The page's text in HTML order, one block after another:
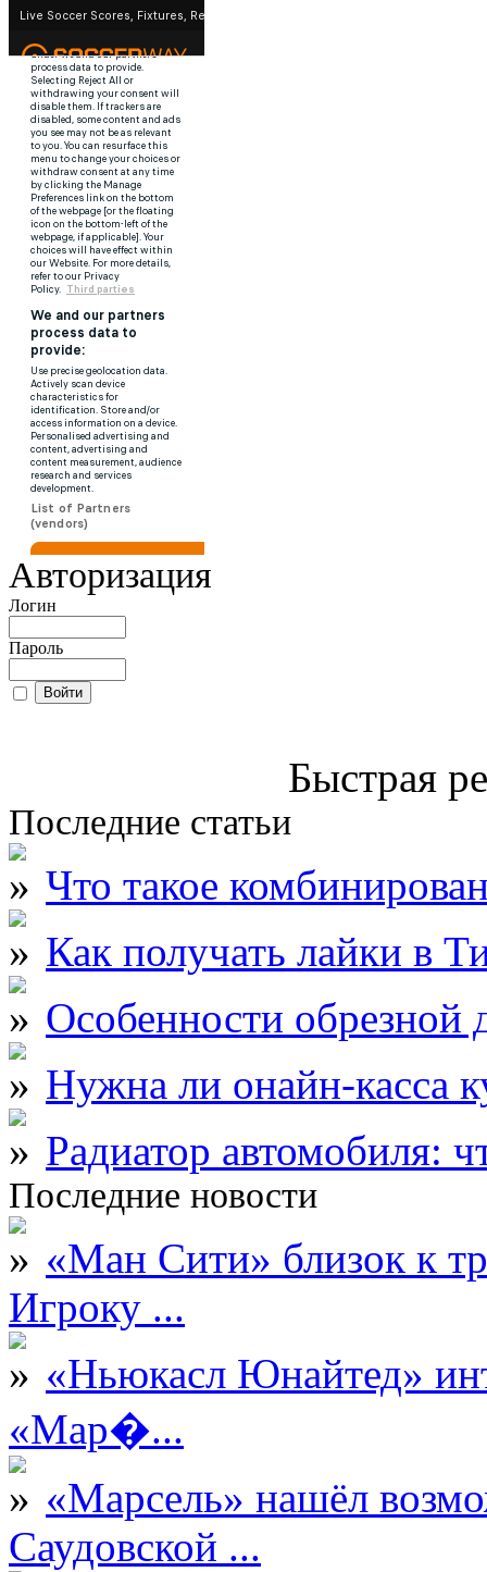
Авторизация
Логин
Пароль
Быстрая
Последние статьи
Что такое
Как получать лайки в
Особенности обрезной
Нужна ли онайн-касса
Радиатор автомобиля:
Последние новости
«Ман Сити» близок к
Игроку ...
«Ньюкасл Юнайтед»
«Мар�...
«Марсель» нашёл
Саудовской ...